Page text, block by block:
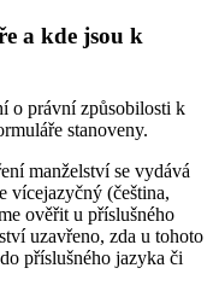
a kde jsou k
o právní způsobilosti k
stanoveny.
manželství se vydává
vícejazyčný (čeština,
ověřit u příslušného
uzavřeno, zda u tohoto
příslušného jazyka či